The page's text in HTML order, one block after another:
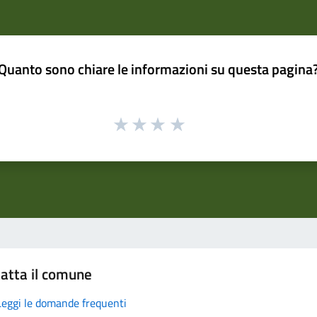
sono chiare le informazioni su questa
il comune
le domande frequenti